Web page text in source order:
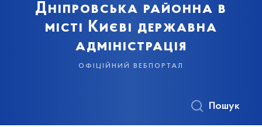
Дніпровська районна в
місті Києві державна
адміністрація
офіційний вебпортал
Пошук